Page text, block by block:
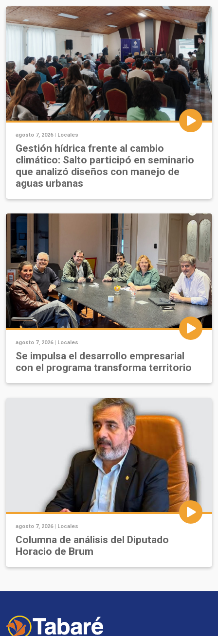
agosto 7, 2026 | Locales
Gestión hídrica frente al cambio
climático: Salto participó en seminario
que analizó diseños con manejo de
aguas urbanas
agosto 7, 2026 | Locales
Se impulsa el desarrollo empresarial
con el programa transforma territorio
agosto 7, 2026 | Locales
Columna de análisis del Diputado
Horacio de Brum